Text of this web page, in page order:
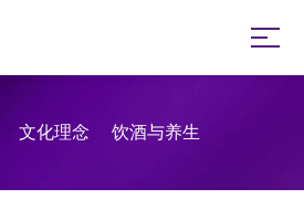
文化理念 饮酒与养生